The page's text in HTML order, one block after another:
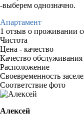
-выберем однозначно.
Апартамент
1 отзыв о проживании
Чистота
Цена - качество
Качество обслуживания
Расположение
Своевременность
Соответствие фото
Алексей